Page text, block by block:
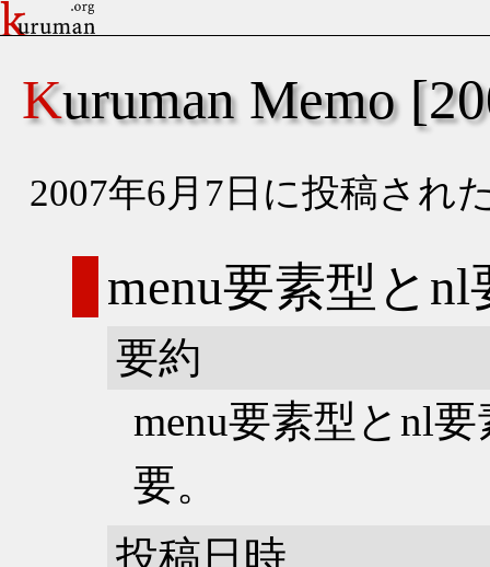
Kuruman Memo
2007年6月7日に投稿され
menu要素型と
要約
menu要素型とnl
要。
投稿日時